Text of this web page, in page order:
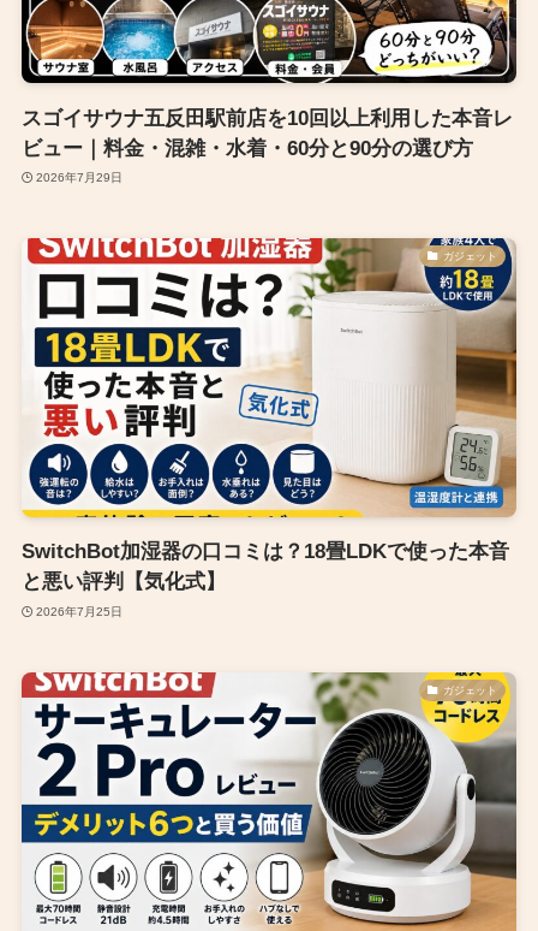
スゴイサウナ五反田駅前店を10回以上利用した本音レ
ビュー｜料金・混雑・水着・60分と90分の選び方
2026年7月29日
ガジェット
SwitchBot加湿器の口コミは？18畳LDKで使った本音
と悪い評判【気化式】
2026年7月25日
ガジェット